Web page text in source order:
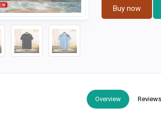
Buy now
Overview Reviews